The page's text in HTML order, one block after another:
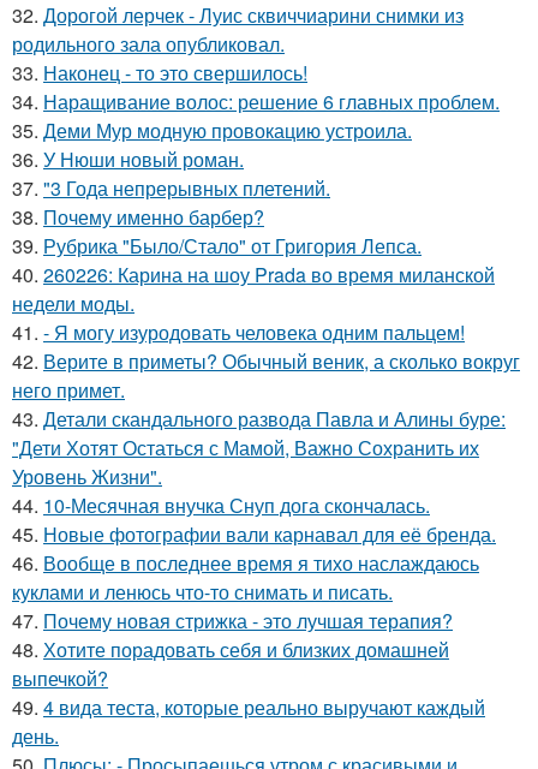
32. Дорогой лерчек - Луис сквиччиарини снимки из
родильного зала опубликовал.
33. Наконец - то это свершилось!
34. Наращивание волос: решение 6 главных проблем.
35. Деми Мур модную провокацию устроила.
36. У Нюши новый роман.
37. "3 Года непрерывных плетений.
38. Почему именно барбер?
39. Рубрика "Было/Стало" от Григория Лепса.
40. 260226: Карина на шоу Prada во время миланской
недели моды.
41. - Я могу изуродовать человека одним пальцем!
42. Верите в приметы? Обычный веник, а сколько вокруг
него примет.
43. Детали скандального развода Павла и Алины буре:
"Дети Хотят Остаться с Мамой, Важно Сохранить их
Уровень Жизни".
44. 10-Месячная внучка Снуп дога скончалась.
45. Новые фотографии вали карнавал для её бренда.
46. Вообще в последнее время я тихо наслаждаюсь
куклами и ленюсь что-то снимать и писать.
47. Почему новая стрижка - это лучшая терапия?
48. Хотите порадовать себя и близких домашней
выпечкой?
49. 4 вида теста, которые реально выручают каждый
день.